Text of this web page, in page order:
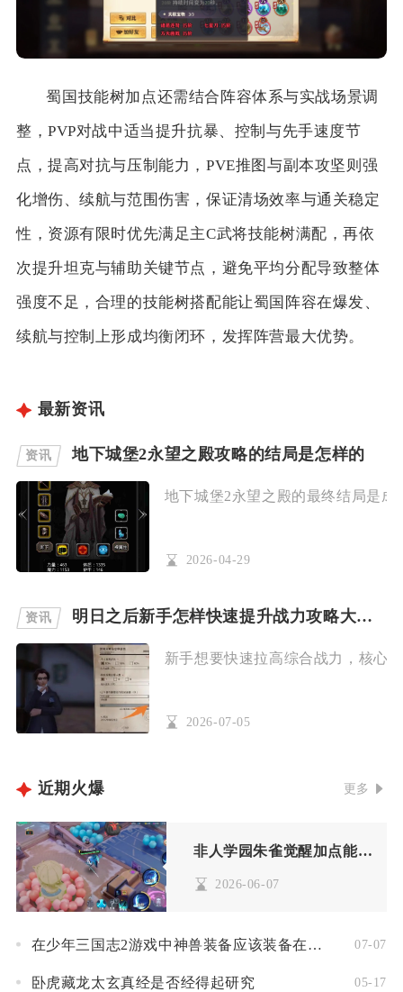
蜀国技能树加点还需结合阵容体系与实战场景调
整，PVP对战中适当提升抗暴、控制与先手速度节
点，提高对抗与压制能力，PVE推图与副本攻坚则强
化增伤、续航与范围伤害，保证清场效率与通关稳定
性，资源有限时优先满足主C武将技能树满配，再依
次提升坦克与辅助关键节点，避免平均分配导致整体
强度不足，合理的技能树搭配能让蜀国阵容在爆发、
续航与控制上形成均衡闭环，发挥阵营最大优势。
最新资讯
资讯 地下城堡2永望之殿攻略的结局是怎样的
地下城堡2永望之殿的最终结局是
2026-04-29
资讯 明日之后新手怎样快速提升战力攻略大全来啦
新手想要快速拉高综合战力，核心
2026-07-05
近期火爆 更多
非人学园朱雀觉醒加点能否提高暴击率
2026-06-07
在少年三国志2游戏中神兽装备应该装备在哪里 07-07
卧虎藏龙太玄真经是否经得起研究 05-17